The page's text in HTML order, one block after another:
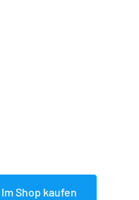
Im Shop kaufen